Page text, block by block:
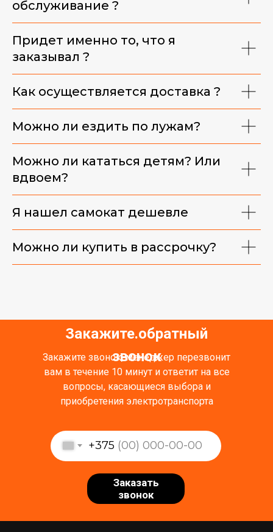
обслуживание ?
Придет именно то, что я
заказывал ?
Как осуществляется доставка ?
Можно ли ездить по лужам?
Можно ли кататься детям? Или
вдвоем?
Я нашел самокат дешевле
Можно ли купить в рассрочку?
Закажите обратный
звонок
Закажите звонок, менеджер перезвонит
вам в течение 10 минут и ответит на все
вопросы, касающиеся выбора и
приобретения электротранспорта
+375
Заказать
звонок
.